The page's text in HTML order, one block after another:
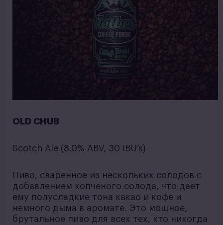
OLD CHUB
Scotch Ale (8.0% ABV, 30 IBU’s)
Пиво, сваренное из нескольких солодов с
добавлением копченого солода, что дает
ему полусладкие тона какао и кофе и
немного дыма в аромате. Это мощное,
брутальное пиво для всех тех, кто никогда